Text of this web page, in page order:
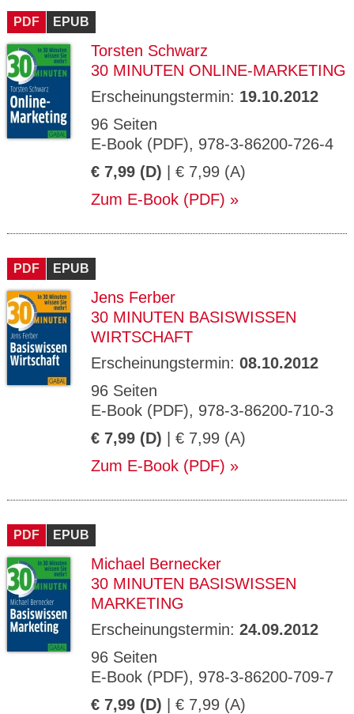
PDF EPUB
Torsten Schwarz
30 MINUTEN ONLINE-MARKETING
Erscheinungstermin: 19.10.2012
96 Seiten
E-Book (PDF), 978-3-86200-726-4
€ 7,99 (D) | € 7,99 (A)
Zum E-Book (PDF)
PDF EPUB
Jens Ferber
30 MINUTEN BASISWISSEN
WIRTSCHAFT
Erscheinungstermin: 08.10.2012
96 Seiten
E-Book (PDF), 978-3-86200-710-3
€ 7,99 (D) | € 7,99 (A)
Zum E-Book (PDF)
PDF EPUB
Michael Bernecker
30 MINUTEN BASISWISSEN
MARKETING
Erscheinungstermin: 24.09.2012
96 Seiten
E-Book (PDF), 978-3-86200-709-7
€ 7,99 (D) | € 7,99 (A)